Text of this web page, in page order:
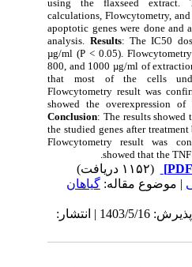
using the flaxseed
calculations,
apoptotic genes were done
analysis.Results: The IC50
µg/ml (P < 0.05).
800, and 1000 µg/ml of
that most of the cells
Flowcytometry result was
showed the
Conclusion: The results
the studied genes after
Flowcytometry result
showed that the
(۱۱۵۲ دریافت)
مقاله:گياهان
دریافت: 1403/1/19 | پذیرش: 1403/5/16 | انتشار: